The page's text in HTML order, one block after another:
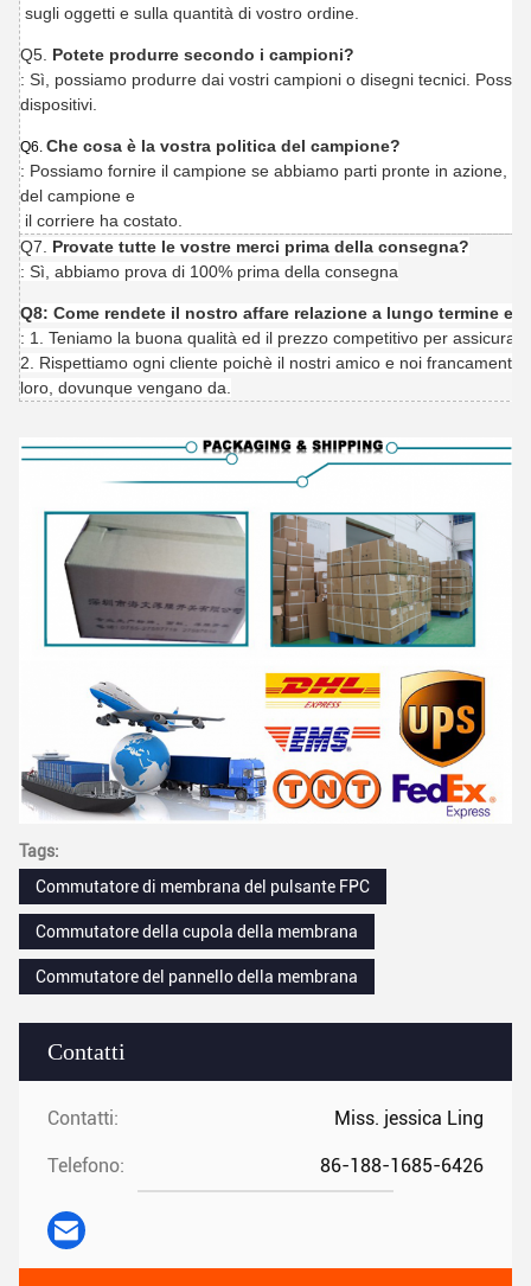
Contatti
Contatti: Miss. jessica Ling
Telefono: 86-188-1685-6426
sugli oggetti e sulla quantità di vostro ordine.
Q5. Potete produrre secondo i campioni?
: Sì, possiamo produrre dai vostri campioni o disegni tecnici.
dispositivi.
Q6. Che cosa è la vostra politica del campione?
: Possiamo fornire il campione se abbiamo parti pronte in azione,
del campione e
il corriere ha costato.
Q7. Provate tutte le vostre merci prima della consegna?
: Sì, abbiamo prova di 100% prima della consegna
Q8: Come rendete il nostro affare relazione a lungo termine e
: 1. Teniamo la buona qualità ed il prezzo competitivo per
2. Rispettiamo ogni cliente poichè il nostri amico e noi
loro, dovunque vengano da.
Tags:
Commutatore di membrana del pulsante FPC
Commutatore della cupola della membrana
Commutatore del pannello della membrana